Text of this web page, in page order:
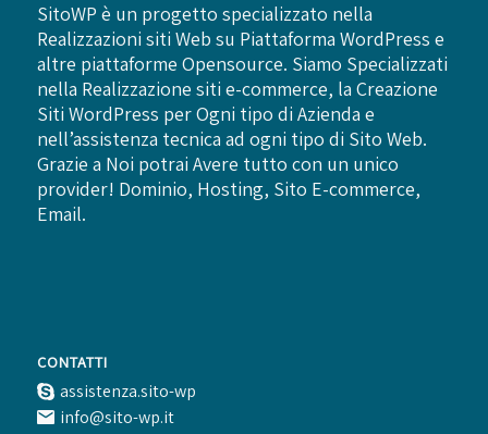
SitoWP è un progetto specializzato nella
Realizzazioni siti Web su Piattaforma WordPress e
altre piattaforme Opensource. Siamo Specializzati
nella Realizzazione siti e-commerce, la Creazione
Siti WordPress per Ogni tipo di Azienda e
nell’assistenza tecnica ad ogni tipo di Sito Web.
Grazie a Noi potrai Avere tutto con un unico
provider! Dominio, Hosting, Sito E-commerce,
Email.
CONTATTI
assistenza.sito-wp
info@sito-wp.it